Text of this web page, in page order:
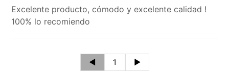
Excelente producto, cómodo y excelente calidad !
100% lo recomiendo
◄ 1 ►